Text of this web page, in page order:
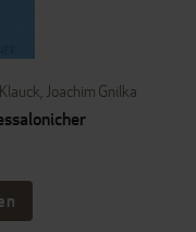
, Joachim Gnilka